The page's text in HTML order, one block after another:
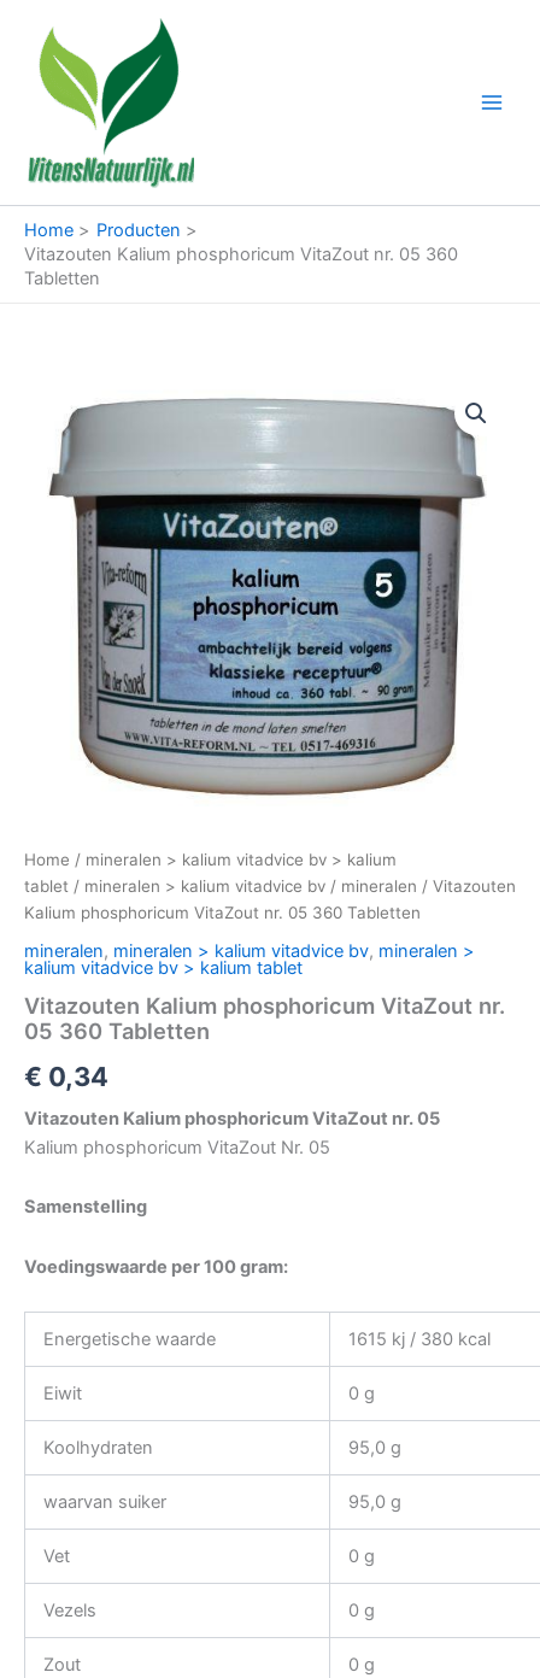
inhoud
Home
Producten
Vitazouten Kalium phosphoricum VitaZout nr. 05 360
Tabletten
Home / mineralen > kalium vitadvice bv > kalium
tablet / mineralen > kalium vitadvice bv / mineralen / Vitazouten
Kalium phosphoricum VitaZout nr. 05 360 Tabletten
mineralen, mineralen > kalium vitadvice bv, mineralen >
kalium vitadvice bv > kalium tablet
Vitazouten Kalium phosphoricum VitaZout nr.
05 360 Tabletten
€ 0,34
Vitazouten Kalium phosphoricum VitaZout nr. 05
Kalium phosphoricum VitaZout Nr. 05
Samenstelling
Voedingswaarde per 100 gram:
Energetische waarde 1615 kj / 380 kcal
Eiwit 0 g
Koolhydraten 95,0 g
waarvan suiker 95,0 g
Vet 0 g
Vezels 0 g
Zout 0 g